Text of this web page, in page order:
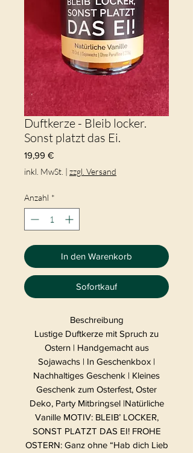
Duftkerze - Bleib locker.
Sonst platzt das Ei.
19,99 €Preis
inkl. MwSt. | zzgl. Versand
Anzahl *
In den Warenkorb
Sofortkauf
Beschreibung
Lustige Duftkerze mit Spruch zu
Ostern | Handgemacht aus
Sojawachs | In Geschenkbox |
Nachhaltiges Geschenk | Kleines
Geschenk zum Osterfest, Oster
Deko, Party Mitbringsel |Natürliche
Vanille MOTIV: BLEIB’ LOCKER,
SONST PLATZT DAS EI! FROHE
OSTERN: Ganz ohne “Hab dich Lieb